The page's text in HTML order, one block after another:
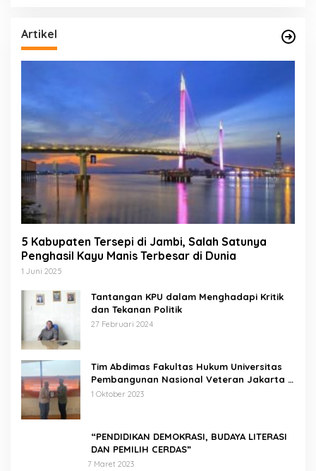
Artikel
5 Kabupaten Tersepi di Jambi, Salah Satunya
Penghasil Kayu Manis Terbesar di Dunia
1 Juni 2025
Tantangan KPU dalam Menghadapi Kritik
dan Tekanan Politik
27 Februari 2024
Tim Abdimas Fakultas Hukum Universitas
Pembangunan Nasional Veteran Jakarta
Melakukan Pendampingan dan
1 Oktober 2023
“PENDIDIKAN DEMOKRASI, BUDAYA LITERASI
DAN PEMILIH CERDAS”
7 Maret 2023